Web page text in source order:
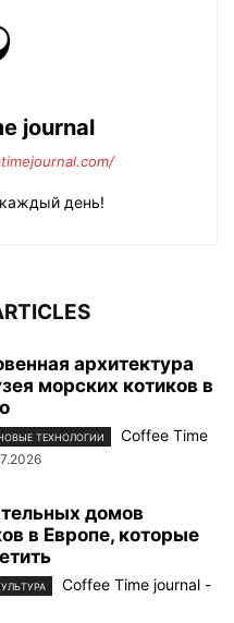
journal
день!
архитектура
морских котиков в
ТЕХНОЛОГИИ
Coffee Time
домов
в Европе, которые
Coffee Time journal -